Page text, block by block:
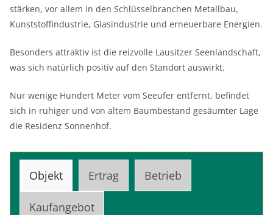
stärken, vor allem in den Schlüsselbranchen Metallbau,
Kunststoffindustrie, Glasindustrie und erneuerbare Energien.
Besonders attraktiv ist die reizvolle Lausitzer Seenlandschaft,
was sich natürlich positiv auf den Standort auswirkt.
Nur wenige Hundert Meter vom Seeufer entfernt, befindet
sich in ruhiger und von altem Baumbestand gesäumter Lage
die Residenz Sonnenhof.
Objekt Ertrag Betrieb
Kaufangebot